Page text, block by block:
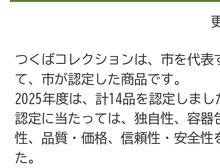
つくばコレクションは、市を代表
て、市が認定した商品です。
2025年度は、計14品を認定しまし
認定に当たっては、独自性、容器
性、品質・価格、信頼性・安全性
た。